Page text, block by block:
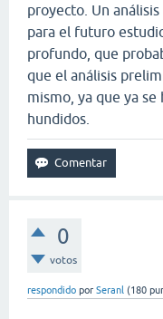
proyecto. Un
para el futuro
profundo, que
que el análisis
mismo, ya que ya se
hundidos.
0
votos
respondido por Seranl (180